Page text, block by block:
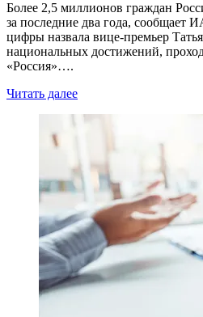
Более 2,5 миллионов граждан
за последние два года, сообщает
цифры назвала вице-премьер
национальных достижений,
«Россия»….
Читать далее